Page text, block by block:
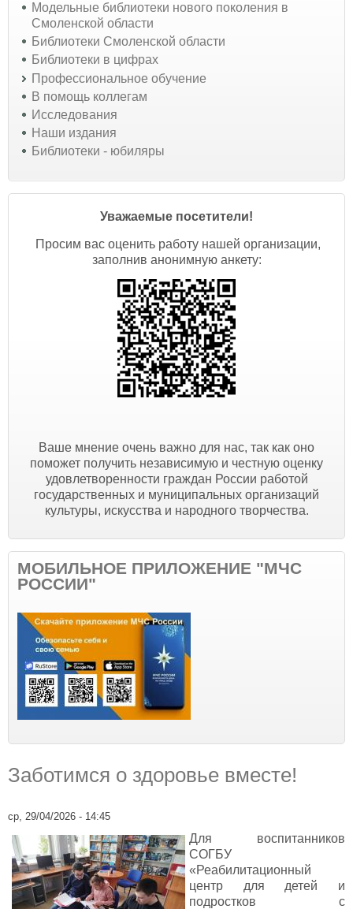
Модельные библиотеки нового поколения в
Смоленской области
Библиотеки Смоленской области
Библиотеки в цифрах
Профессиональное обучение
В помощь коллегам
Исследования
Наши издания
Библиотеки - юбиляры
Уважаемые посетители!
Просим вас оценить работу нашей организации,
заполнив анонимную анкету:
Ваше мнение очень важно для нас, так как оно
поможет получить независимую и честную оценку
удовлетворенности граждан России работой
государственных и муниципальных организаций
культуры, искусства и народного творчества.
МОБИЛЬНОЕ ПРИЛОЖЕНИЕ "МЧС
РОССИИ"
Заботимся о здоровье вместе!
ср, 29/04/2026 - 14:45
Для воспитанников
СОГБУ
«Реабилитационный
центр для детей и
подростков с